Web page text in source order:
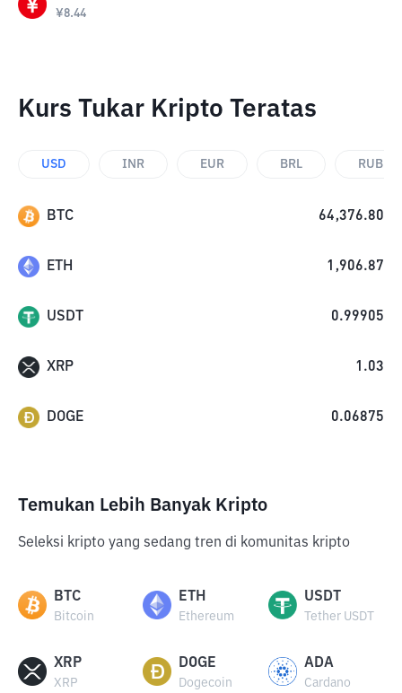
¥8.44
Kurs Tukar Kripto Teratas
USD INR EUR BRL RUB
BTC 64,376.80
ETH 1,906.87
USDT 0.99905
XRP 1.03
DOGE 0.06875
Temukan Lebih Banyak Kripto
Seleksi kripto yang sedang tren di komunitas kripto
BTC
Bitcoin
ETH
Ethereum
USDT
Tether USDT
XRP
XRP
DOGE
Dogecoin
ADA
Cardano